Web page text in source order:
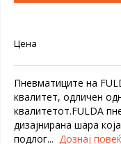
Цена
Пневматиците на
квалитет, одличен
квалитетот.FULDA
дизајнирана шара
подлог... Дознај